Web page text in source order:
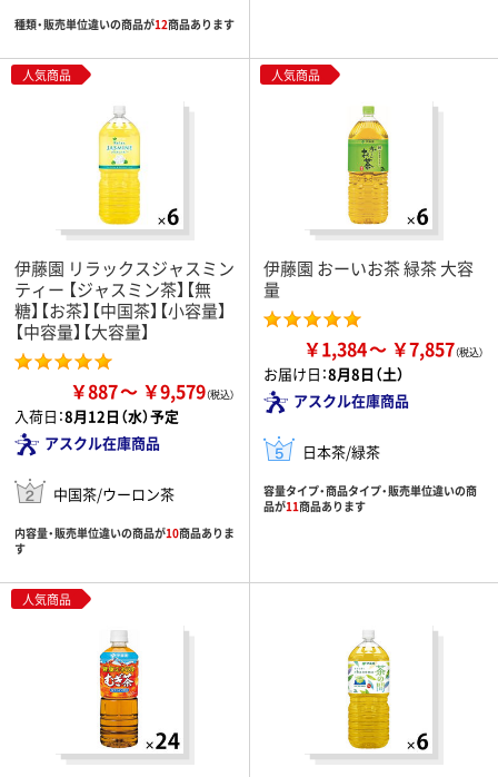
種類・販売単位違いの商品が12商品あります
人気商品
伊藤園 リラックスジャスミン
ティー 【ジャスミン茶】【無
糖】【お茶】【中国茶】【小容量】
【中容量】【大容量】
￥887 ￥9,579
入荷日：8月12日（水）予定
アスクル在庫商品
中国茶/ウーロン茶
内容量・販売単位違いの商品が10商品ありま
す
人気商品
伊藤園 おーいお茶 緑茶 大容
量
￥1,384 ￥7,857
お届け日：8月8日（土）
アスクル在庫商品
日本茶/緑茶
容量タイプ・商品タイプ・販売単位違いの商
品が11商品あります
人気商品